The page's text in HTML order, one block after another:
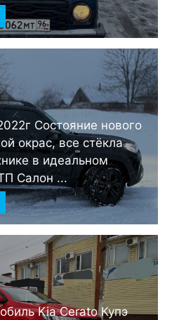
Состояние нового
окрас, все стёкла
в идеальном
Салон ...
Kia Cerato Купэ